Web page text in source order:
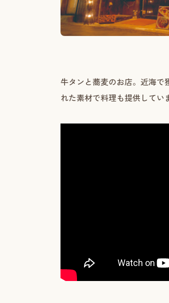
牛タンと蕎麦のお店。近海で
れた素材で料理も提供してい